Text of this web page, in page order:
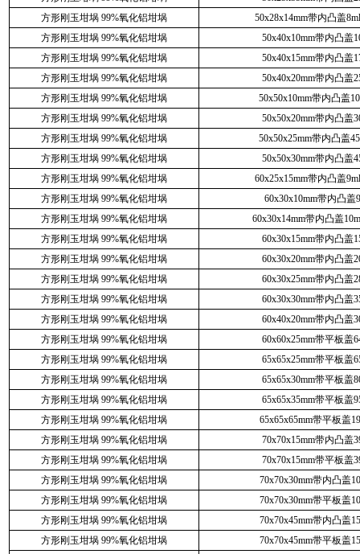
方形刚玉坩埚 99%氧化铝坩埚
50x28x14mm带内凸盖
方形刚玉坩埚 99%氧化铝坩埚
50x40x10mm带内凸盖
方形刚玉坩埚 99%氧化铝坩埚
50x40x15mm带内凸盖
方形刚玉坩埚 99%氧化铝坩埚
50x40x20mm带内凸盖
方形刚玉坩埚 99%氧化铝坩埚
50x50x10mm带内凸盖
方形刚玉坩埚 99%氧化铝坩埚
50x50x20mm带内凸盖
方形刚玉坩埚 99%氧化铝坩埚
50x50x25mm带内凸盖
方形刚玉坩埚 99%氧化铝坩埚
50x50x30mm带内凸盖
方形刚玉坩埚 99%氧化铝坩埚
60x25x15mm带内凸盖
方形刚玉坩埚 99%氧化铝坩埚
60x30x10mm带内凸盖
方形刚玉坩埚 99%氧化铝坩埚
60x30x14mm带内凸盖
方形刚玉坩埚 99%氧化铝坩埚
60x30x15mm带内凸盖
方形刚玉坩埚 99%氧化铝坩埚
60x30x20mm带内凸盖
方形刚玉坩埚 99%氧化铝坩埚
60x30x25mm带内凸盖
方形刚玉坩埚 99%氧化铝坩埚
60x30x30mm带内凸盖
方形刚玉坩埚 99%氧化铝坩埚
60x40x20mm带内凸盖
方形刚玉坩埚 99%氧化铝坩埚
60x60x25mm带平板盖
方形刚玉坩埚 99%氧化铝坩埚
65x65x25mm带平板盖
方形刚玉坩埚 99%氧化铝坩埚
65x65x30mm带平板盖
方形刚玉坩埚 99%氧化铝坩埚
65x65x35mm带平板盖
方形刚玉坩埚 99%氧化铝坩埚
65x65x65mm带平板盖
方形刚玉坩埚 99%氧化铝坩埚
70x70x15mm带内凸盖
方形刚玉坩埚 99%氧化铝坩埚
70x70x15mm带平板盖
方形刚玉坩埚 99%氧化铝坩埚
70x70x30mm带内凸盖
方形刚玉坩埚 99%氧化铝坩埚
70x70x30mm带平板盖
方形刚玉坩埚 99%氧化铝坩埚
70x70x45mm带内凸盖
方形刚玉坩埚 99%氧化铝坩埚
70x70x45mm带平板盖